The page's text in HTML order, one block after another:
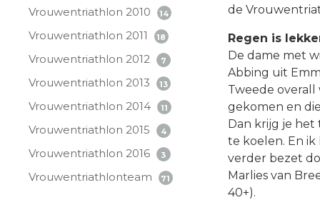
Vrouwentriathlon 2010 14
Vrouwentriathlon 2011 18
Vrouwentriathlon 2012 7
Vrouwentriathlon 2013 13
Vrouwentriathlon 2014 11
Vrouwentriathlon 2015 4
Vrouwentriathlon 2016 3
Vrouwentriathlonteam 71
de
Regen is
De dame met
Abbing uit
Tweede
gekomen en
Dan krijg je het
te koelen. En
verder bezet
Marlies van
40+).